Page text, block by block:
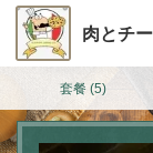
套餐 (5)